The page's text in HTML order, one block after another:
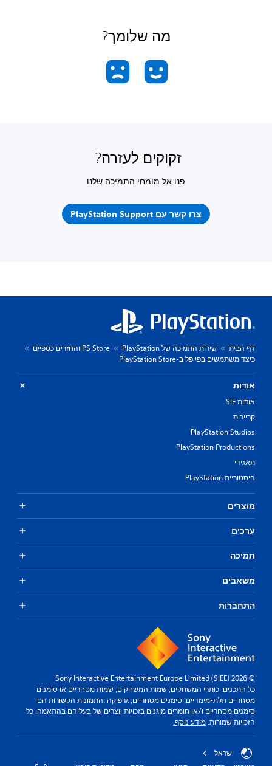
מה שלומך?
זקוקים לעזרה?
פנו אל מומחי התמיכה שלנו
צרו קשר עם PlayStation Support
דף הבית שירות התמיכה של PlayStation
PS Store והחזרים כספיים
כיצד משתמשים בפייפל ב-PlayStation Store‏
אודות
אודות SIE
קריירות
PlayStation Studios
PlayStation Productions
תאגידי
היסטוריית PlayStation
מוצרים
ערכים
תמיכה
משאבים
התחברות
© 2026 Sony Interactive Entertainment Europe Limited (SIEE)
כל התכנים, כותרי המשחקים, שמות המשחקים, שמות מסחריים או סימנים
מסחריים תלת-מימדיים, סימנים מסחריים, גרפיקה והתמונות הקשורות הם
סימנים מסחריים ו/או חומרים מוגנים בזכויות יוצרים של בעליהם בהתאמה. כל
הזכויות שמורות.מידע נוסף.
ישראל